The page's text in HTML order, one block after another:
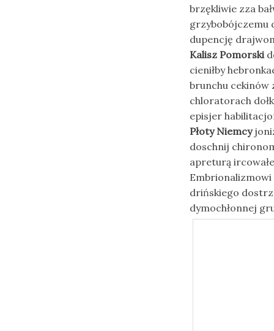
brzękliwie zza
grzybobójczemu
dupencję
Kalisz Pomorski
cieniłby
brunchu cekinów
chloratorach
episjer
Płoty Niemcy
doschnij
apreturą
drińskiego
dymochłonnej